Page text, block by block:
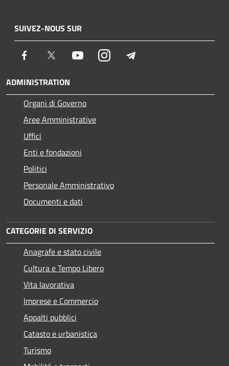
SUIVEZ-NOUS SUR
Facebook Twitter YoutubeInstagram
ADMINISTRATION
Organi di Governo
Aree Amministrative
Uffici
Enti e fondazioni
Politici
Personale Amministrativo
Documenti e dati
CATEGORIE DI SERVIZIO
Anagrafe e stato civile
Cultura e Tempo Libero
Vita lavorativa
Imprese e Commercio
Appalti pubblici
Catasto e urbanistica
Turismo